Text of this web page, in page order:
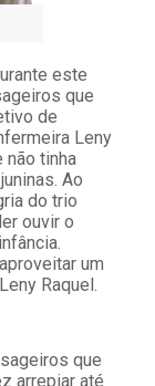
este
que
de
Leny
não tinha
Ao
do trio
ouvir o
um
Raquel.
que
arrepiar até